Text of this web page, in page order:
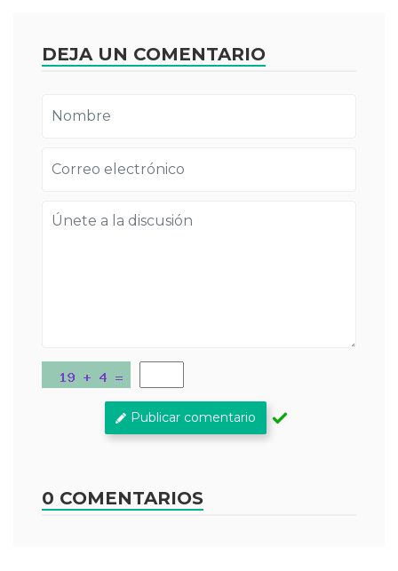
DEJA UN COMENTARIO
Publicar comentario
0 COMENTARIOS